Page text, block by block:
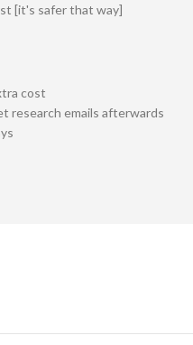
[it's safer that way]
cost
research emails afterwards